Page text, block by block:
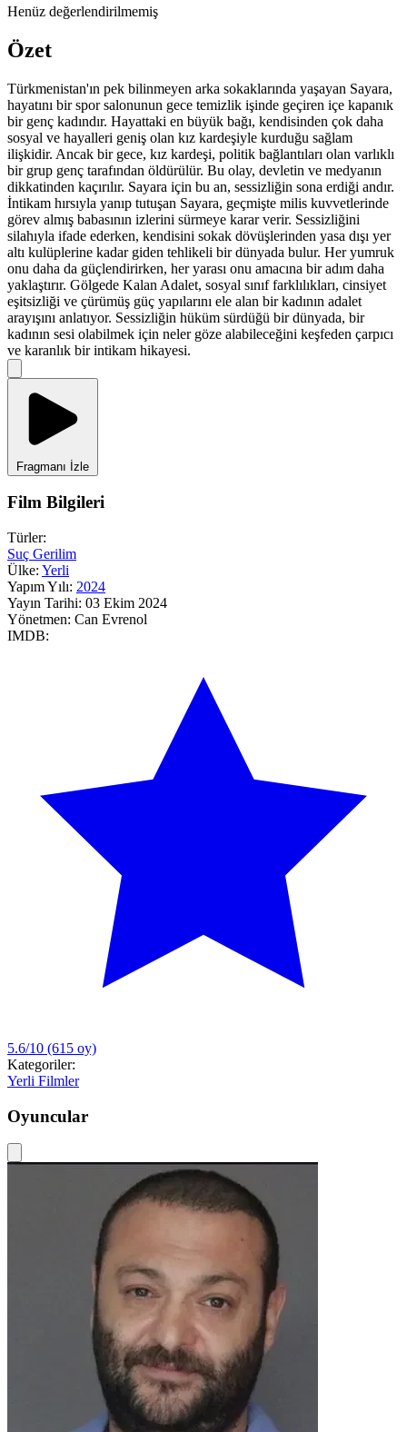
Henüz değerlendirilmemiş
Özet
Türkmenistan'ın pek bilinmeyen arka sokaklarında yaşayan Sayara,
hayatını bir spor salonunun gece temizlik işinde geçiren içe kapanık
bir genç kadındır. Hayattaki en büyük bağı, kendisinden çok daha
sosyal ve hayalleri geniş olan kız kardeşiyle kurduğu sağlam
ilişkidir. Ancak bir gece, kız kardeşi, politik bağlantıları olan varlıklı
bir grup genç tarafından öldürülür. Bu olay, devletin ve medyanın
dikkatinden kaçırılır. Sayara için bu an, sessizliğin sona erdiği andır.
İntikam hırsıyla yanıp tutuşan Sayara, geçmişte milis kuvvetlerinde
görev almış babasının izlerini sürmeye karar verir. Sessizliğini
silahıyla ifade ederken, kendisini sokak dövüşlerinden yasa dışı yer
altı kulüplerine kadar giden tehlikeli bir dünyada bulur. Her yumruk
onu daha da güçlendirirken, her yarası onu amacına bir adım daha
yaklaştırır. Gölgede Kalan Adalet, sosyal sınıf farklılıkları, cinsiyet
eşitsizliği ve çürümüş güç yapılarını ele alan bir kadının adalet
arayışını anlatıyor. Sessizliğin hüküm sürdüğü bir dünyada, bir
kadının sesi olabilmek için neler göze alabileceğini keşfeden çarpıcı
ve karanlık bir intikam hikayesi.
Fragmanı İzle
Film Bilgileri
Türler:
Suç Gerilim
Ülke: Yerli
Yapım Yılı: 2024
Yayın Tarihi: 03 Ekim 2024
Yönetmen: Can Evrenol
IMDB:
5.6/10 (615 oy)
Kategoriler:
Yerli Filmler
Oyuncular